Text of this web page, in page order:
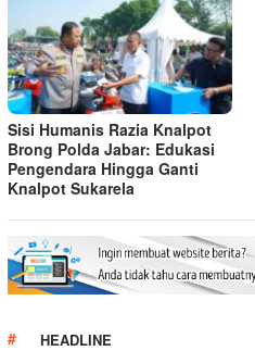
Sisi Humanis Razia Knalpot
Brong Polda Jabar: Edukasi
Pengendara Hingga Ganti
Knalpot Sukarela
HEADLINE